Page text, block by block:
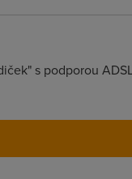
s podporou